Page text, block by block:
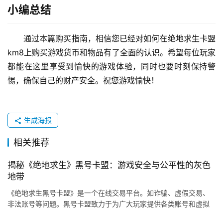
小编总结
通过本篇购买指南，相信您已经对如何在绝地求生卡盟
km8上购买游戏货币和物品有了全面的认识。希望每位玩家
都能在这里享受到愉快的游戏体验，同时也要时刻保持警
惕，确保自己的财产安全。祝您游戏愉快！
生成海报
相关推荐
揭秘《绝地求生》黑号卡盟：游戏安全与公平性的灰色
地带
《绝地求生黑号卡盟》是一个在线交易平台。如诈骗、虚假交易、
非法账号等问题。黑号卡盟致力于为广大玩家提供各类账号和虚拟